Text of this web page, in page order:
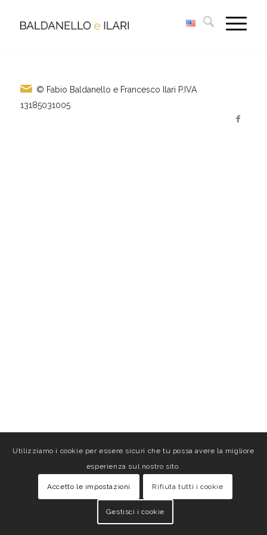
© Fabio Baldanello e Francesco Ilari P.IVA
13185031005
Utilizziamo i cookie per essere sicuri che tu possa avere la migliore
esperienza sul nostro sito.
Accetto le impostazioni Rifiuta tutti i cookie
Gestisci i cookie